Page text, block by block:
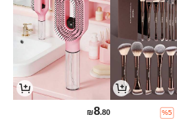
%5
₪8.80